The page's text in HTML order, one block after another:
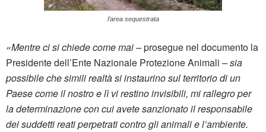
l’area sequestrata
«Mentre ci si chiede come mai –prosegue nel documento la
Presidente dell’Ente Nazionale Protezione Animali – sia
possibile che simili realtà si instaurino sul territorio di un
Paese come il nostro e lì vi restino invisibili, mi rallegro per
la determinazione con cui avete sanzionato il responsabile
dei suddetti reati perpetrati contro gli animali e l’ambiente.